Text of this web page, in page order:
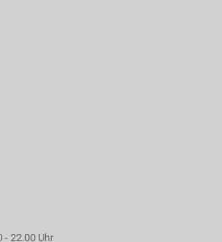
- 22.00 Uhr